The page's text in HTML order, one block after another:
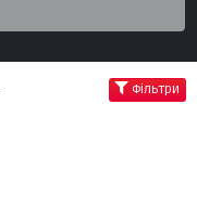
Фільтри